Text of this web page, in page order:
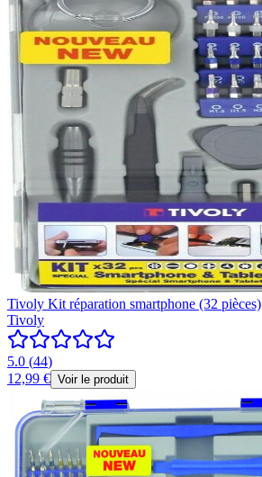
Tivoly Kit réparation smartphone (32 pièces)
Tivoly
5.0 (44)
12,99 € Voir le produit